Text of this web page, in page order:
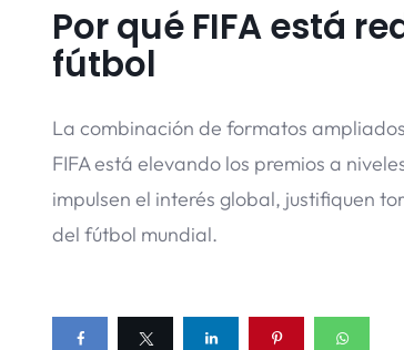
Por qué FIFA está
fútbol
La combinación de formatos
FIFA está elevando los premios a
impulsen el interés global, justifiquen
del fútbol mundial.